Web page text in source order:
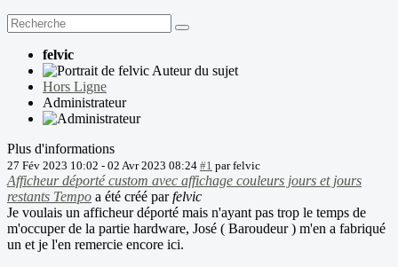
felvic
Auteur du sujet
Hors Ligne
Administrateur
Plus d'informations
27 Fév 2023 10:02 - 02 Avr 2023 08:24 #1 parfelvic
Afficheur déporté custom avec affichage couleurs jours et jours
restants Tempo a été créé parfelvic
Je voulais un afficheur déporté mais n'ayant pas trop le temps de
m'occuper de la partie hardware, José ( Baroudeur ) m'en a fabriqué
un et je l'en remercie encore ici.